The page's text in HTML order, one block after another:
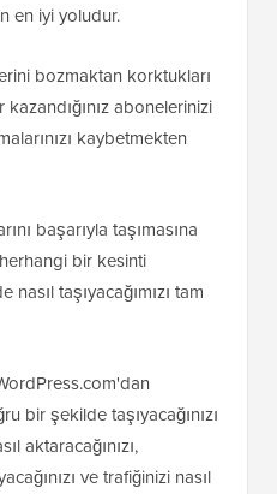
en iyi yoludur.
bozmaktan korktukları
abonelerinizi
kaybetmekten
başarıyla taşımasına
bir kesinti
taşıyacağımızı tam
bir şekilde taşıyacağınızı
aktaracağınızı,
ve trafiğinizi nasıl